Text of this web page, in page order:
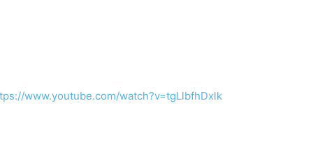
www.youtube.com/watch?v=tgLlbfhDxlk